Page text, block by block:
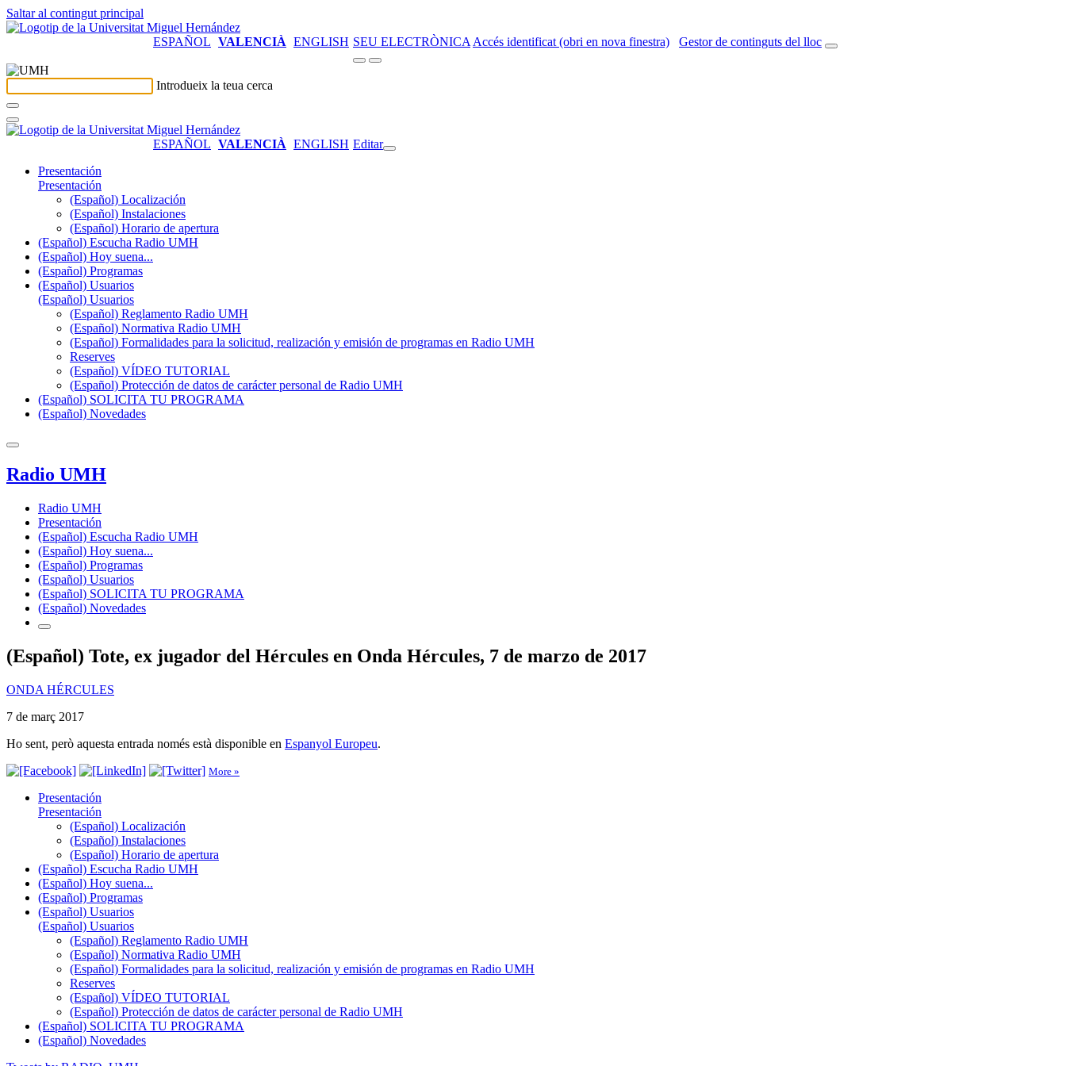
Saltar al contingut principal
ESPAÑOL VALENCIÀ ENGLISH SEU ELECTRÒNICA Accés identificat (obri en nova finestra) Gestor de continguts del lloc
Introdueix la teua cerca
ESPAÑOL VALENCIÀ ENGLISH Editar
Presentación
Presentación
(Español) Localización
(Español) Instalaciones
(Español) Horario de apertura
(Español) Escucha Radio UMH
(Español) Hoy suena...
(Español) Programas
(Español) Usuarios
(Español) Usuarios
(Español) Reglamento Radio UMH
(Español) Normativa Radio UMH
(Español) Formalidades para la solicitud, realización y emisión de programas en Radio UMH
Reserves
(Español) VÍDEO TUTORIAL
(Español) Protección de datos de carácter personal de Radio UMH
(Español) SOLICITA TU PROGRAMA
(Español) Novedades
Radio UMH
Radio UMH
Presentación
(Español) Escucha Radio UMH
(Español) Hoy suena...
(Español) Programas
(Español) Usuarios
(Español) SOLICITA TU PROGRAMA
(Español) Novedades
(Español) Tote, ex jugador del Hércules en Onda Hércules, 7 de marzo de 2017
ONDA HÉRCULES
7 de març 2017
Ho sent, però aquesta entrada només està disponible en Espanyol Europeu.
More »
Presentación
Presentación
(Español) Localización
(Español) Instalaciones
(Español) Horario de apertura
(Español) Escucha Radio UMH
(Español) Hoy suena...
(Español) Programas
(Español) Usuarios
(Español) Usuarios
(Español) Reglamento Radio UMH
(Español) Normativa Radio UMH
(Español) Formalidades para la solicitud, realización y emisión de programas en Radio UMH
Reserves
(Español) VÍDEO TUTORIAL
(Español) Protección de datos de carácter personal de Radio UMH
(Español) SOLICITA TU PROGRAMA
(Español) Novedades